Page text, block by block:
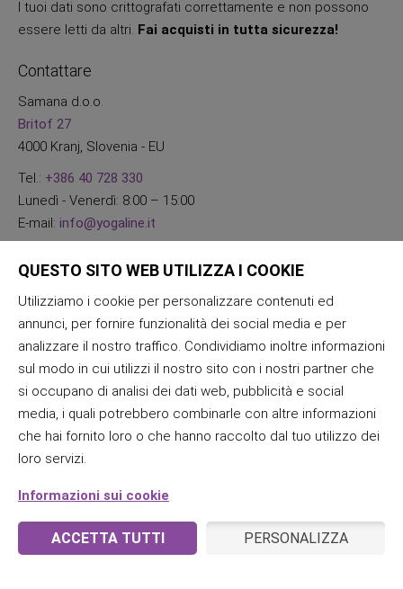
I tuoi dati sono crittografati correttamente e non possono
essere letti da altri. Fai acquisti in tutta sicurezza!
Contattare
Samana d.o.o.
Britof 27
4000 Kranj, Slovenia - EU
Tel.: +386 40 728 330
Lunedì - Venerdì: 8:00 – 15:00
E-mail: info@yogaline.it
QUESTO SITO WEB UTILIZZA I COOKIE
Utilizziamo i cookie per personalizzare contenuti ed
annunci, per fornire funzionalità dei social media e per
analizzare il nostro traffico. Condividiamo inoltre informazioni
sul modo in cui utilizzi il nostro sito con i nostri partner che
si occupano di analisi dei dati web, pubblicità e social
media, i quali potrebbero combinarle con altre informazioni
che hai fornito loro o che hanno raccolto dal tuo utilizzo dei
loro servizi.
Informazioni sui cookie
ACCETTA TUTTI PERSONALIZZA